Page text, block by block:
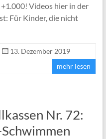
Videos hier in der
Für Kinder, die nicht
13. Dezember 2019
mehr lesen
Nr. 72: